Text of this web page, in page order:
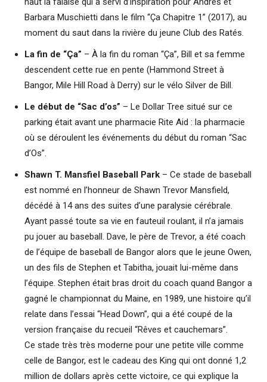
Barbara Muschietti dans le film “Ça Chapitre 1” (2017), au
moment du saut dans la rivière du jeune Club des Ratés.
La fin de “Ça” – À la fin du roman “Ça”, Bill et sa femme
descendent cette rue en pente (Hammond Street à
Bangor, Mile Hill Road à Derry) sur le vélo Silver de Bill.
Le début de “Sac d’os” – Le Dollar Tree situé sur ce
parking était avant une pharmacie Rite Aid : la pharmacie
où se déroulent les événements du début du roman “Sac
d’Os”.
Shawn T. Mansfiel Baseball Park – Ce stade de baseball
est nommé en l’honneur de Shawn Trevor Mansfield,
décédé à 14 ans des suites d’une paralysie cérébrale.
Ayant passé toute sa vie en fauteuil roulant, il n’a jamais
pu jouer au baseball. Dave, le père de Trevor, a été coach
de l’équipe de baseball de Bangor alors que le jeune Owen,
un des fils de Stephen et Tabitha, jouait lui-même dans
l’équipe. Stephen était bras droit du coach quand Bangor a
gagné le championnat du Maine, en 1989, une histoire qu’il
relate dans l’essai “Head Down”, qui a été coupé de la
version française du recueil “Rêves et cauchemars”.
Ce stade très très moderne pour une petite ville comme
celle de Bangor, est le cadeau des King qui ont donné 1,2
million de dollars après cette victoire, ce qui explique la